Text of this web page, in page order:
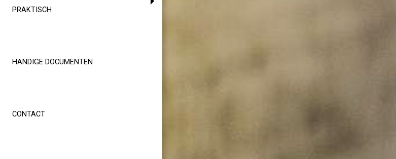
PRAKTISCH
HANDIGE DOCUMENTEN
CONTACT